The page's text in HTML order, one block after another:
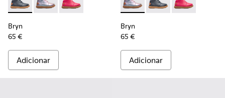
Bryn - K900212-002 - Blue
Bryn - K900212-004 - Multicolor
Bryn - K900212-001 - Pink
Bryn
65 €
Adicionar
Bryn - K900212-004 -
Bryn - K900212-002
Bryn -
Bryn
65 €
Adicionar